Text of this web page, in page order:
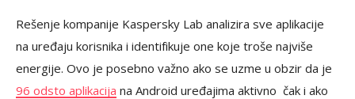
Rešenje kompanije Kaspersky Lab analizira sve aplikacije
na uređaju korisnika i identifikuje one koje troše najviše
energije. Ovo je posebno važno ako se uzme u obzir da je
96 odsto aplikacija na Android uređajima aktivno čak i ako